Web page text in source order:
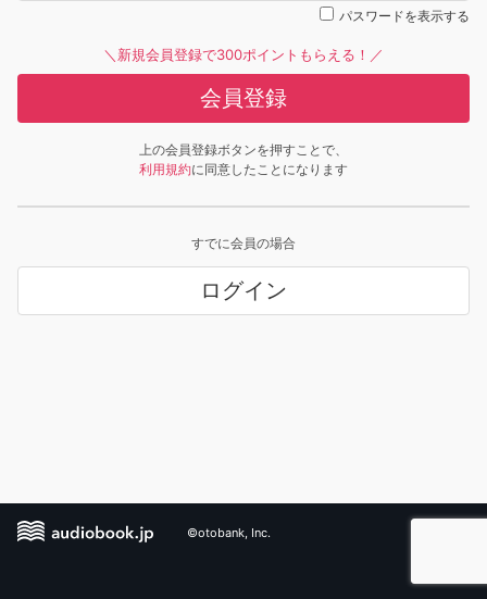
パスワードを表示する
＼新規会員登録で300ポイントもらえる！／
会員登録
上の会員登録ボタンを押すことで、
利用規約に同意したことになります
すでに会員の場合
ログイン
©otobank, Inc.